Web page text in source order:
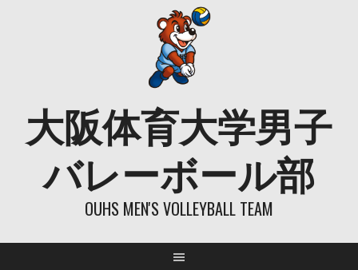
大阪体育大学男子
バレーボール部
OUHS MEN'S VOLLEYBALL TEAM